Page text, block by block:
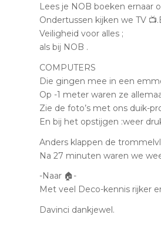
Lees je NOB boeken ernaar
Ondertussen kijken we TV
Veiligheid voor alles ;
als bij NOB .
COMPUTERS
Die gingen mee in een
Op -1 meter waren ze
Zie de foto’s met ons duik-
En bij het opstijgen :weer
Anders klappen de
Na 27 minuten waren we
-Naar 🏠-
Met veel Deco-kennis rijker
Davinci dankjewel.